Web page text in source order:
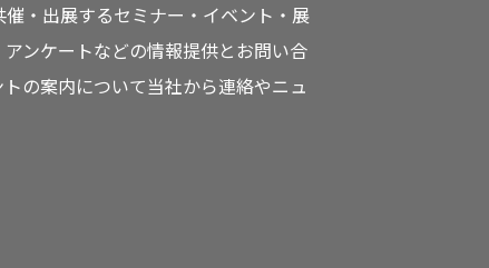
・出展するセミナー・イベント・展
ンケートなどの情報提供とお問い合
の案内について当社から連絡やニュ